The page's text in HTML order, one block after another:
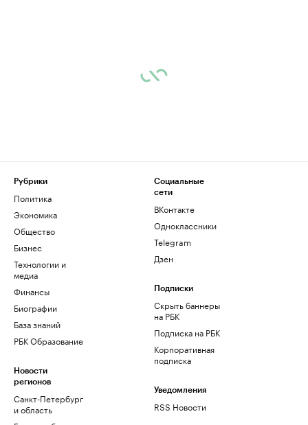
Рубрики
Политика
Экономика
Общество
Бизнес
Технологии и
медиа
Финансы
Биографии
База знаний
РБК Образование
Новости
регионов
Санкт-Петербург
и область
Социальные
сети
ВКонтакте
Одноклассники
Telegram
Дзен
Подписки
Скрыть баннеры
на РБК
Подписка на РБК
Корпоративная
подписка
Уведомления
RSS Новости